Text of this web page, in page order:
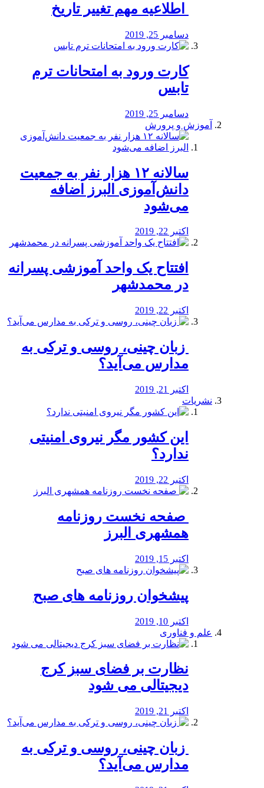
️ اطلاعیه مهم تغییر تاریخ
دسامبر 25, 2019
کارت ورود به امتحانات ترم
تابس
دسامبر 25, 2019
آموزش و پرورش
️سالانه ۱۲ هزار نفر به جمعیت
دانش‌آموزی البرز اضافه
می‌شود
اکتبر 22, 2019
افتتاح یک واحد آموزشی پسرانه
در محمدشهر
اکتبر 22, 2019
️ زبان چینی، روسی و ترکی به
مدارس می‌آید؟
اکتبر 21, 2019
نشریات
این کشور مگر نیروی امنیتی
ندارد؟
اکتبر 22, 2019
️ صفحه نخست روزنامه‌
همشهری البرز
اکتبر 15, 2019
پیشخوان روزنامه های صبح
اکتبر 10, 2019
علم و فناوری
نظارت بر فضای سبز کرج
دیجیتالی می شود
اکتبر 21, 2019
️ زبان چینی، روسی و ترکی به
مدارس می‌آید؟